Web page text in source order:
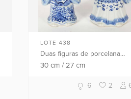
LOTE 438
Duas figuras de porcelana
oriental azul e branca.
30 cm /27 cm
6 2